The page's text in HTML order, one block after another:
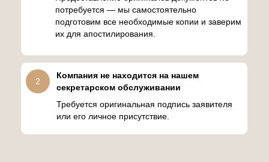
Компания не находится на нашем
секретарском обслуживании
2
потребуется — мы самостоятельно
подготовим все необходимые копии и заверим
их для апостилирования.
Требуется оригинальная подпись заявителя
или его личное присутствие.